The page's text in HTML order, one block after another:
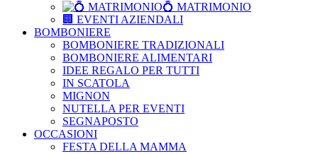
💍 MATRIMONIO
🏢 EVENTI AZIENDALI
BOMBONIERE
BOMBONIERE TRADIZIONALI
BOMBONIERE ALIMENTARI
IDEE REGALO PER TUTTI
IN SCATOLA
MIGNON
NUTELLA PER EVENTI
SEGNAPOSTO
OCCASIONI
FESTA DELLA MAMMA